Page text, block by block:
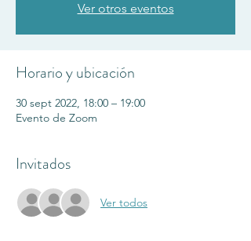
Ver otros eventos
Horario y ubicación
30 sept 2022, 18:00 – 19:00
Evento de Zoom
Invitados
Ver todos